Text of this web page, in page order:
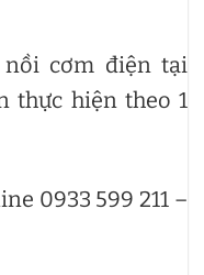
cơm điện tại
thực hiện theo 1
0933 599 211 –